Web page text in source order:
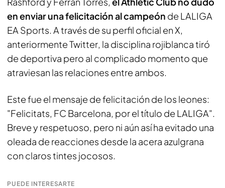
en enviar una felicitación al campeón de LALIGA
EA Sports. A través de su perfil oficial enX,
anteriormenteTwitter, la disciplina rojiblanca tiró
de deportiva pero al complicado momento que
atraviesan las relaciones entre ambos.
Este fue el mensaje de felicitación de los leones:
"Felicitats, FC Barcelona, por el título de LALIGA".
Breve y respetuoso, pero ni aún así ha evitado una
oleada de reacciones desde la acera azulgrana
con claros tintes jocosos.
PUEDE INTERESARTE